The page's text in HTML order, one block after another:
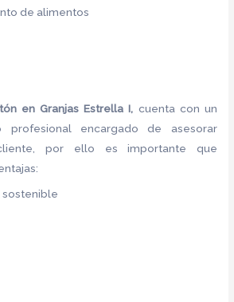
de alimentos
en Granjas Estrella I, cuenta con un
profesional encargado de asesorar
por ello es importante que
sostenible